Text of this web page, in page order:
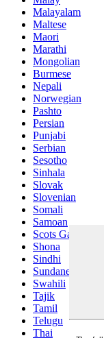
Malayalam
Maltese
Maori
Marathi
Mongolian
Burmese
Nepali
Norwegian
Pashto
Persian
Punjabi
Serbian
Sesotho
Sinhala
Slovak
Slovenian
Somali
Samoan
Scots Gaelic
Shona
Sindhi
Sundanese
Swahili
Tajik
Tamil
Telugu
Thai